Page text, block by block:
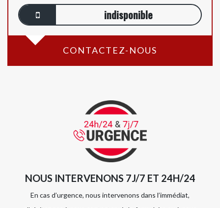
indisponible
CONTACTEZ-NOUS
NOUS INTERVENONS 7J/7 ET 24H/24
En cas d’urgence, nous intervenons dans l’immédiat,